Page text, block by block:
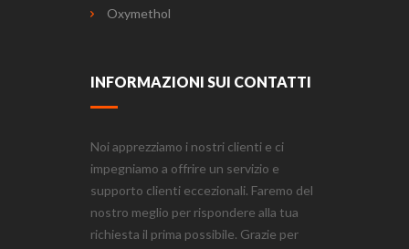
Oxymethol
INFORMAZIONI SUI CONTATTI
Noi apprezziamo i nostri clienti e ci
impegniamo a offrire un servizio e
supporto clienti eccezionali. Faremo del
nostro meglio per rispondere alla tua
richiesta il prima possibile. Grazie per